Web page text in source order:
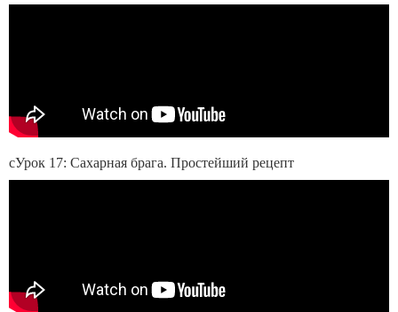
сУрок 17: Сахарная брага. Простейший рецепт